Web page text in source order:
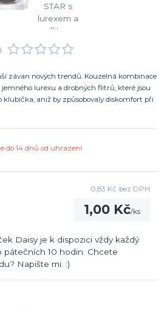
závan nových trendů. Kouzelná kombinace
jemného lurexu a drobných flitrů, které jsou
aniž by způsobovaly diskomfort při
do 14 dnů od uhrazení
1,00 Kč/ks
0,83 Kč bez DPH
Daisy je k dispozici vždy každý
pátečních 10 hodin. Chcete
Napište mi. :)